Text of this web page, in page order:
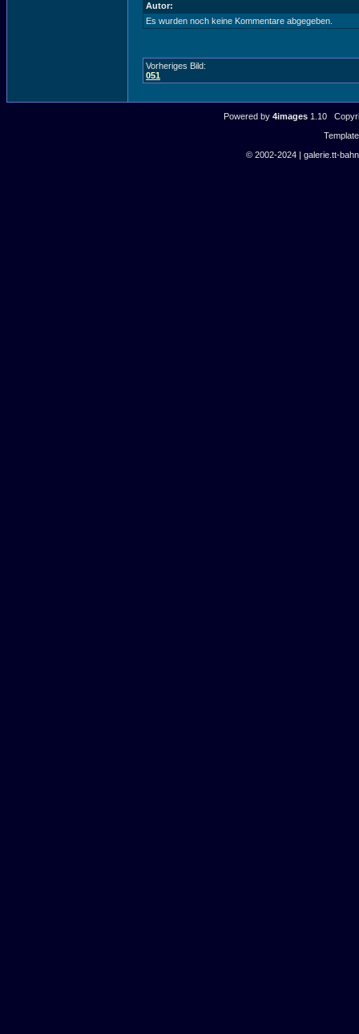
Autor:
Es wurden noch keine Kommentare abgegeben.
Vorheriges Bild:
051
Powered by4images 1.10
© 2002-2024 | galerie.tt-